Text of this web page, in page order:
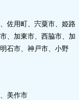
佐用町、宍粟市、姫路
、加東市、西脇市、加
石市、神戸市、小野
美作市